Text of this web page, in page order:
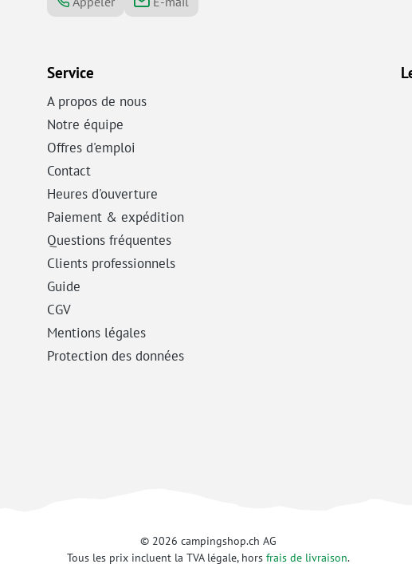
Service
A propos de nous
Notre équipe
Offres d'emploi
Contact
Heures d'ouverture
Paiement & expédition
Questions fréquentes
Clients professionnels
Guide
CGV
Mentions légales
Protection des données
© 2026 campingshop.ch AG
Tous les prix incluent la TVA légale, hors frais de livraison.